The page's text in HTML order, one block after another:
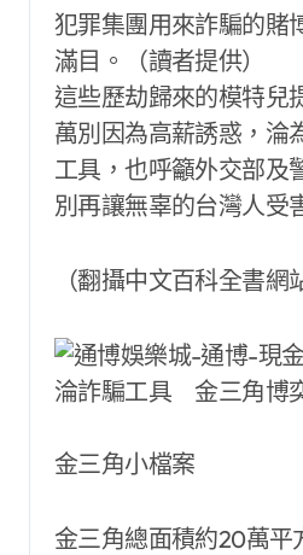
犯罪集團用來詐騙的賭
滿目。（讀者提供）
這些歷劫歸來的模特兒
萬別因為高薪誘惑，淪
工具，也呼籲外交部及
別再讓無辜的台灣人受
（翻攝中文百科全書網
金三角小檔案
金三角總面積約20萬平